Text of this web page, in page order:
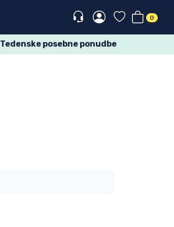
0
Tedenske posebne ponudbe